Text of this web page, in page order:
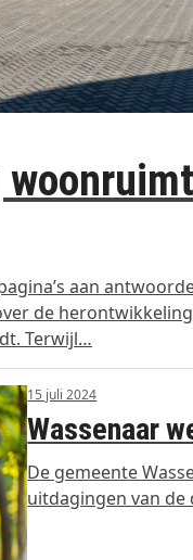
aan
de
Terwijl…
15 juli 2024
Wassenaar
De gemeente
uitdagingen van